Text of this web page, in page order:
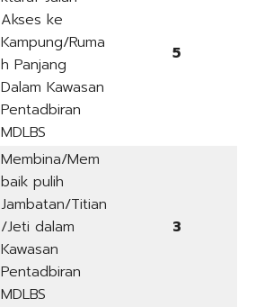
Akses ke
Kampung/Ruma
h Panjang
Dalam Kawasan
Pentadbiran
MDLBS
5
Membina/Mem
baik pulih
Jambatan/Titian
/Jeti dalam
Kawasan
Pentadbiran
MDLBS
3